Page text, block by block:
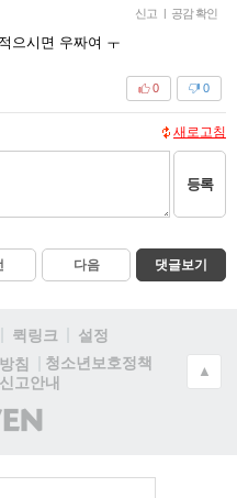
신고 | 공감 확인
으시면 우짜여 ㅜ
0
0
새로고침
등록
다음 댓글보기
퀵링크
설정
침
청소년보호정책
고안내
)
▲